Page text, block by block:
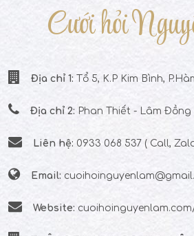
Cưới hỏi
Địa chỉ 1: Tổ 5, K.P Kim Bình,
Địa chỉ 2: Phan Thiết - Lâm Đồng
Liên hệ: 0933 068 537 ( Call,
Email:
Website: